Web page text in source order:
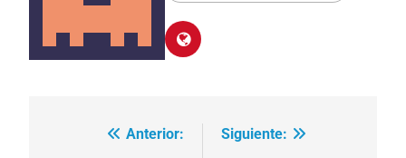
Navegación
Anterior:
Siguiente: